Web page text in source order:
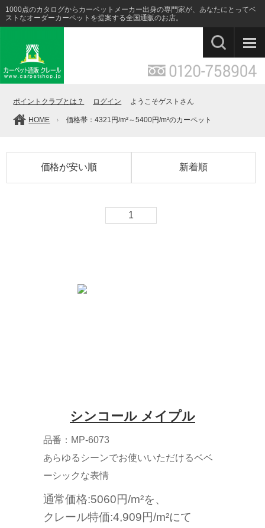
1000点のカタログからカーペットメーカー出身の専門家が、あなたにとってベ
ストなオーダーカーペットを提案する全国通販のお店。
ポイントクラブとは？ ログイン ようこそゲストさん
HOME 価格帯：4321円/m²～5400円/m²のカーペット
価格が安い順 新着順
1
シンコール メイプル
品番：MP-6073
あらゆるシーンでお使いいただけるベベ
ーシックな表情
通常価格:5060円/m²を、
クレール特価:4,909円/m²にて